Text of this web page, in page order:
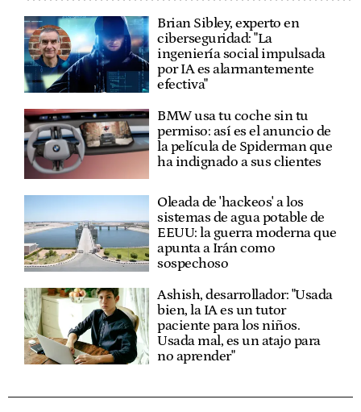
Brian Sibley, experto en
ciberseguridad: "La
ingeniería social impulsada
por IA es alarmantemente
efectiva"
BMW usa tu coche sin tu
permiso: así es el anuncio de
la película de Spiderman que
ha indignado a sus clientes
Oleada de 'hackeos' a los
sistemas de agua potable de
EEUU: la guerra moderna que
apunta a Irán como
sospechoso
Ashish, desarrollador: "Usada
bien, la IA es un tutor
paciente para los niños.
Usada mal, es un atajo para
no aprender"